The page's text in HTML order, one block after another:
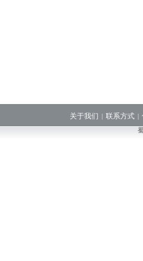
关于我们 | 联系方式 |